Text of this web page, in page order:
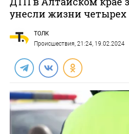
унесли жизни четырех
ТОЛК
Происшествия, 21:24, 19.02.2024